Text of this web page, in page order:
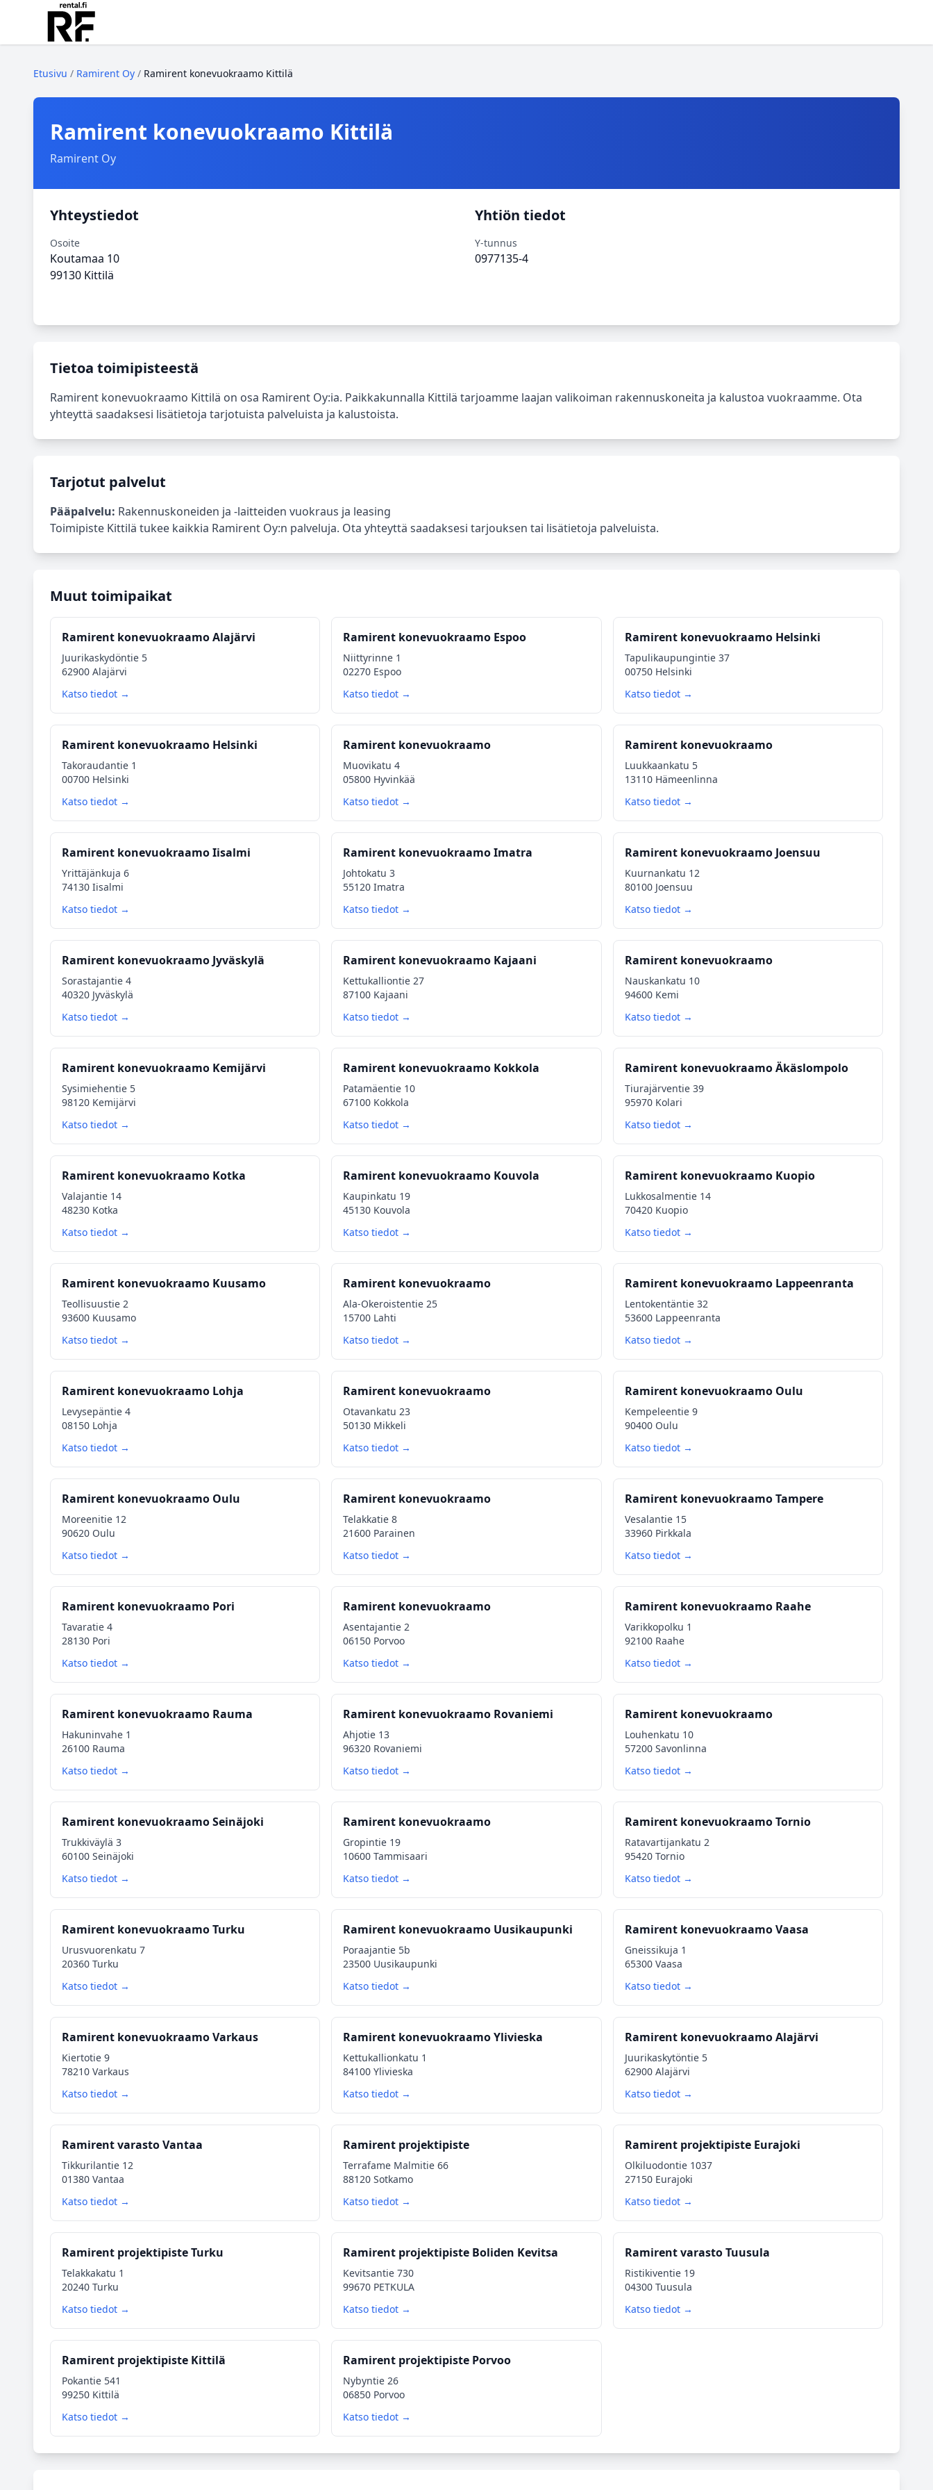
Etusivu / Ramirent Oy / Ramirent konevuokraamo Kittilä
Ramirent konevuokraamo Kittilä
Ramirent Oy
Yhteystiedot
Osoite
Koutamaa 10
99130 Kittilä
Yhtiön tiedot
Y-tunnus
0977135-4
Tietoa toimipisteestä
Ramirent konevuokraamo Kittilä on osa Ramirent Oy:ia. Paikkakunnalla Kittilä tarjoamme laajan valikoiman rakennuskoneita ja kalustoa vuokraamme. Ota
yhteyttä saadaksesi lisätietoja tarjotuista palveluista ja kalustoista.
Tarjotut palvelut
Pääpalvelu: Rakennuskoneiden ja -laitteiden vuokraus ja leasing
Toimipiste Kittilä tukee kaikkia Ramirent Oy:n palveluja. Ota yhteyttä saadaksesi tarjouksen tai lisätietoja palveluista.
Muut toimipaikat
Ramirent konevuokraamo Alajärvi
Juurikaskydöntie 5
62900 Alajärvi
Katso tiedot →
Ramirent konevuokraamo Espoo
Niittyrinne 1
02270 Espoo
Katso tiedot →
Ramirent konevuokraamo Helsinki
Tapulikaupungintie 37
00750 Helsinki
Katso tiedot →
Ramirent konevuokraamo Helsinki
Takoraudantie 1
00700 Helsinki
Katso tiedot →
Ramirent konevuokraamo
Muovikatu 4
05800 Hyvinkää
Katso tiedot →
Ramirent konevuokraamo
Luukkaankatu 5
13110 Hämeenlinna
Katso tiedot →
Ramirent konevuokraamo Iisalmi
Yrittäjänkuja 6
74130 Iisalmi
Katso tiedot →
Ramirent konevuokraamo Imatra
Johtokatu 3
55120 Imatra
Katso tiedot →
Ramirent konevuokraamo Joensuu
Kuurnankatu 12
80100 Joensuu
Katso tiedot →
Ramirent konevuokraamo Jyväskylä
Sorastajantie 4
40320 Jyväskylä
Katso tiedot →
Ramirent konevuokraamo Kajaani
Kettukalliontie 27
87100 Kajaani
Katso tiedot →
Ramirent konevuokraamo
Nauskankatu 10
94600 Kemi
Katso tiedot →
Ramirent konevuokraamo Kemijärvi
Sysimiehentie 5
98120 Kemijärvi
Katso tiedot →
Ramirent konevuokraamo Kokkola
Patamäentie 10
67100 Kokkola
Katso tiedot →
Ramirent konevuokraamo Äkäslompolo
Tiurajärventie 39
95970 Kolari
Katso tiedot →
Ramirent konevuokraamo Kotka
Valajantie 14
48230 Kotka
Katso tiedot →
Ramirent konevuokraamo Kouvola
Kaupinkatu 19
45130 Kouvola
Katso tiedot →
Ramirent konevuokraamo Kuopio
Lukkosalmentie 14
70420 Kuopio
Katso tiedot →
Ramirent konevuokraamo Kuusamo
Teollisuustie 2
93600 Kuusamo
Katso tiedot →
Ramirent konevuokraamo
Ala-Okeroistentie 25
15700 Lahti
Katso tiedot →
Ramirent konevuokraamo Lappeenranta
Lentokentäntie 32
53600 Lappeenranta
Katso tiedot →
Ramirent konevuokraamo Lohja
Levysepäntie 4
08150 Lohja
Katso tiedot →
Ramirent konevuokraamo
Otavankatu 23
50130 Mikkeli
Katso tiedot →
Ramirent konevuokraamo Oulu
Kempeleentie 9
90400 Oulu
Katso tiedot →
Ramirent konevuokraamo Oulu
Moreenitie 12
90620 Oulu
Katso tiedot →
Ramirent konevuokraamo
Telakkatie 8
21600 Parainen
Katso tiedot →
Ramirent konevuokraamo Tampere
Vesalantie 15
33960 Pirkkala
Katso tiedot →
Ramirent konevuokraamo Pori
Tavaratie 4
28130 Pori
Katso tiedot →
Ramirent konevuokraamo
Asentajantie 2
06150 Porvoo
Katso tiedot →
Ramirent konevuokraamo Raahe
Varikkopolku 1
92100 Raahe
Katso tiedot →
Ramirent konevuokraamo Rauma
Hakuninvahe 1
26100 Rauma
Katso tiedot →
Ramirent konevuokraamo Rovaniemi
Ahjotie 13
96320 Rovaniemi
Katso tiedot →
Ramirent konevuokraamo
Louhenkatu 10
57200 Savonlinna
Katso tiedot →
Ramirent konevuokraamo Seinäjoki
Trukkiväylä 3
60100 Seinäjoki
Katso tiedot →
Ramirent konevuokraamo
Gropintie 19
10600 Tammisaari
Katso tiedot →
Ramirent konevuokraamo Tornio
Ratavartijankatu 2
95420 Tornio
Katso tiedot →
Ramirent konevuokraamo Turku
Urusvuorenkatu 7
20360 Turku
Katso tiedot →
Ramirent konevuokraamo Uusikaupunki
Poraajantie 5b
23500 Uusikaupunki
Katso tiedot →
Ramirent konevuokraamo Vaasa
Gneissikuja 1
65300 Vaasa
Katso tiedot →
Ramirent konevuokraamo Varkaus
Kiertotie 9
78210 Varkaus
Katso tiedot →
Ramirent konevuokraamo Ylivieska
Kettukallionkatu 1
84100 Ylivieska
Katso tiedot →
Ramirent konevuokraamo Alajärvi
Juurikaskytöntie 5
62900 Alajärvi
Katso tiedot →
Ramirent varasto Vantaa
Tikkurilantie 12
01380 Vantaa
Katso tiedot →
Ramirent projektipiste
Terrafame Malmitie 66
88120 Sotkamo
Katso tiedot →
Ramirent projektipiste Eurajoki
Olkiluodontie 1037
27150 Eurajoki
Katso tiedot →
Ramirent projektipiste Turku
Telakkakatu 1
20240 Turku
Katso tiedot →
Ramirent projektipiste Boliden Kevitsa
Kevitsantie 730
99670 PETKULA
Katso tiedot →
Ramirent varasto Tuusula
Ristikiventie 19
04300 Tuusula
Katso tiedot →
Ramirent projektipiste Kittilä
Pokantie 541
99250 Kittilä
Katso tiedot →
Ramirent projektipiste Porvoo
Nybyntie 26
06850 Porvoo
Katso tiedot →